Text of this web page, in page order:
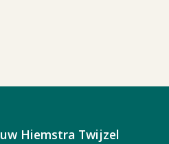
Hiemstra Twijzel